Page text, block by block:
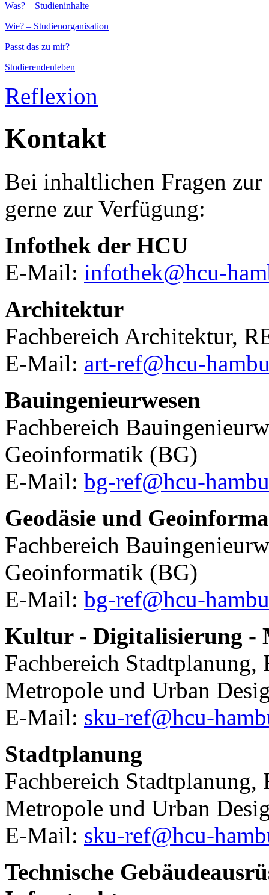
Was? – Studieninhalte
Wie? – Studienorganisation
Passt das zu mir?
Studierendenleben
Reflexion
Kontakt
Bei inhaltlichen Fragen
gerne zur Verfügung:
Infothek der HCU
E-Mail: infothek@hcu-
Architektur
Fachbereich Architektur,
E-Mail: art-ref@hcu-
Bauingenieurwesen
Fachbereich
Geoinformatik (BG)
E-Mail: bg-ref@hcu-
Geodäsie und
Fachbereich
Geoinformatik (BG)
E-Mail: bg-ref@hcu-
Kultur - Digitalisierung -
Fachbereich
Metropole und Urban
E-Mail: sku-ref@hcu-
Stadtplanung
Fachbereich
Metropole und Urban
E-Mail: sku-ref@hcu-
Technische